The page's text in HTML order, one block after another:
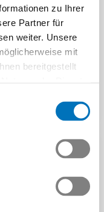
zu Ihrer
Partner für
weiter. Unsere
mit
bereitgestellt
Aktuelle
in der EU
Jahren hat die
rechtliche
zur Stärkung des